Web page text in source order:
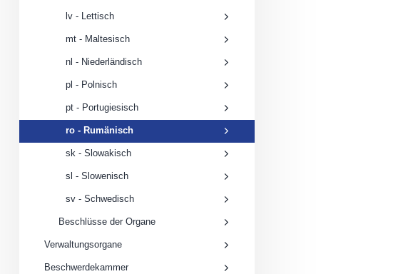
lv - Lettisch
mt - Maltesisch
nl - Niederländisch
pl - Polnisch
pt - Portugiesisch
ro - Rumänisch
sk - Slowakisch
sl - Slowenisch
sv - Schwedisch
Beschlüsse der Organe
Verwaltungsorgane
Beschwerdekammer